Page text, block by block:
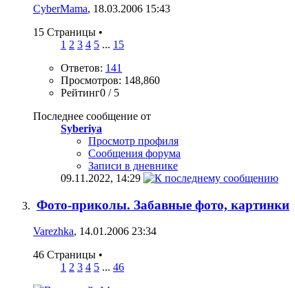
CyberMama, 18.03.2006 15:43
15 Страницы •
1 2 3 4 5 ... 15
Ответов: 141
Просмотров: 148,860
Рейтинг0 / 5
Последнее сообщение от
Syberiya
Просмотр профиля
Сообщения форума
Записи в дневнике
09.11.2022, 14:29
Фото-приколы. Забавные фото, картинки
Varezhka, 14.01.2006 23:34
46 Страницы •
1 2 3 4 5 ... 46